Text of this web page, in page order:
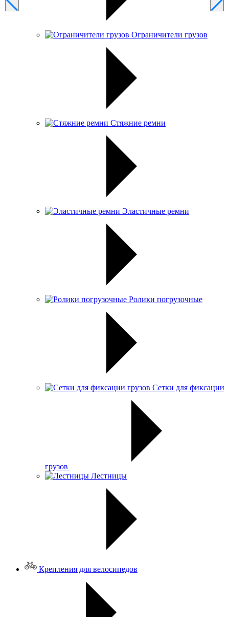
Ограничители грузов
Стяжние ремни
Эластичные ремни
Ролики погрузочные
Сетки для фиксации
грузов
Лестницы
Крепления для велосипедов